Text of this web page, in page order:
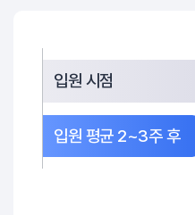
입원 시점
입원 평균 2~3주 후